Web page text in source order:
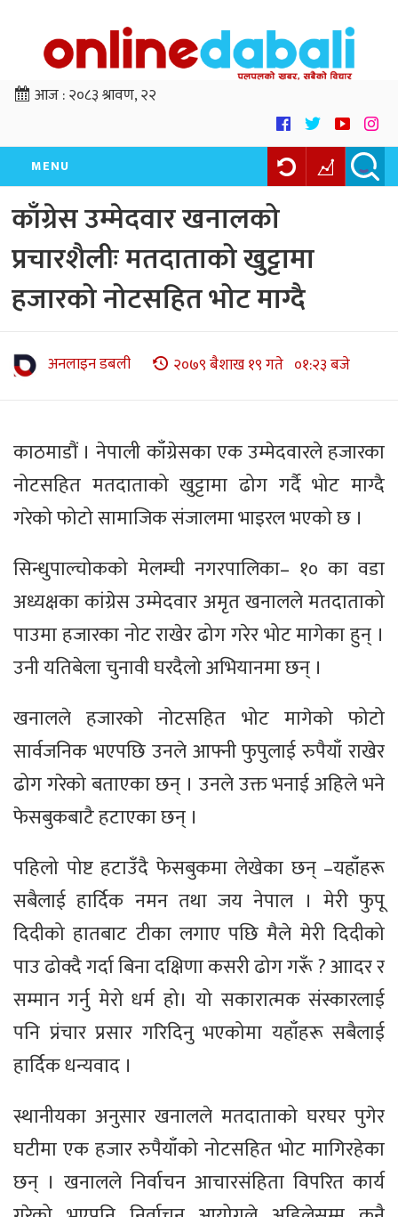
आज :२०८३ श्रावण, २२
MENU
काँग्रेस उम्मेदवार खनालको
प्रचारशैलीः मतदाताको खुट्टामा
हजारको नोटसहित भोट माग्दै
अनलाइन डबली २०७९ बैशाख १९ गते ०१:२३ बजे
काठमाडौं । नेपाली काँग्रेसका एक उम्मेदवारले हजारका
नोटसहित मतदाताको खुट्टामा ढोग गर्दै भोट माग्दै
गरेको फोटो सामाजिक संजालमा भाइरल भएको छ ।
सिन्धुपाल्चोकको मेलम्ची नगरपालिका– १० का वडा
अध्यक्षका कांग्रेस उम्मेदवार अमृत खनालले मतदाताको
पाउमा हजारका नोट राखेर ढोग गरेर भोट मागेका हुन् ।
उनी यतिबेला चुनावी घरदैलो अभियानमा छन् ।
खनालले हजारको नोटसहित भोट मागेको फोटो
सार्वजनिक भएपछि उनले आफ्नी फुपुलाई रुपैयाँ राखेर
ढोग गरेको बताएका छन् । उनले उक्त भनाई अहिले भने
फेसबुकबाटै हटाएका छन् ।
पहिलो पोष्ट हटाउँदै फेसबुकमा लेखेका छन् –यहाँहरू
सबैलाई हार्दिक नमन तथा जय नेपाल । मेरी फुपू
दिदीको हातबाट टीका लगाए पछि मैले मेरी दिदीको
पाउ ढोक्दै गर्दा बिना दक्षिणा कसरी ढोग गरूँ ? आादर र
सम्मान गर्नु मेरो धर्म हो। यो सकारात्मक संस्कारलाई
पनि प्रंचार प्रसार गरिदिनु भएकोमा यहाँहरू सबैलाई
हार्दिक धन्यवाद ।
स्थानीयका अनुसार खनालले मतदाताको घरघर पुगेर
घटीमा एक हजार रुपैयाँको नोटसहित भोट मागिरहेका
छन् । खनालले निर्वाचन आचारसंहिता विपरित कार्य